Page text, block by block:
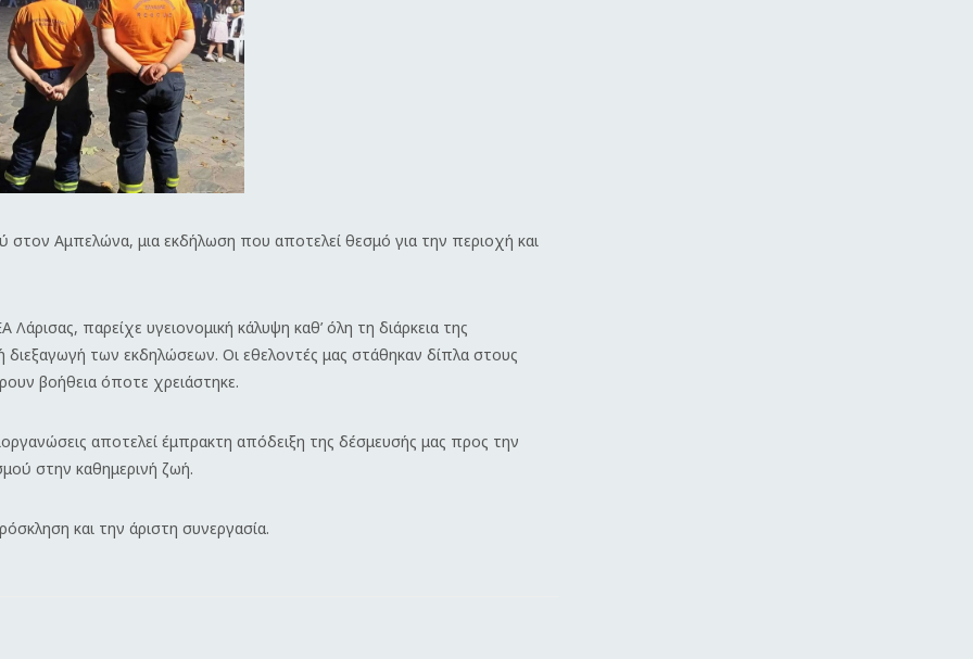
στον Αμπελώνα, μια εκδήλωση που αποτελεί θεσμό για την περιοχή και
παρείχε υγειονομική κάλυψη καθ’ όλη τη διάρκεια της
των εκδηλώσεων. Οι εθελοντές μας στάθηκαν δίπλα στους
βοήθεια όποτε χρειάστηκε.
αποτελεί έμπρακτη απόδειξη της δέσμευσής μας προς την
στην καθημερινή ζωή.
και την άριστη συνεργασία.